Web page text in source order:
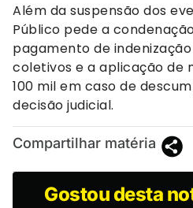
Além da suspensão dos
Público pede a
pagamento de
coletivos e a aplicação de
100 mil em caso de
decisão judicial.
Compartilhar matéria
Gostou desta